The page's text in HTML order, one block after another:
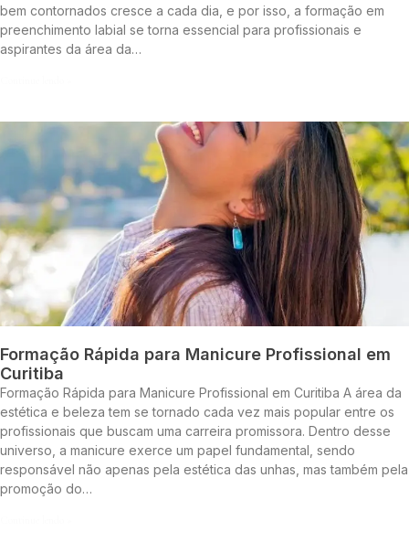
bem contornados cresce a cada dia, e por isso, a formação em
preenchimento labial se torna essencial para profissionais e
aspirantes da área da…
Formação Rápida para Manicure Profissional em
Curitiba
Formação Rápida para Manicure Profissional em Curitiba A área da
estética e beleza tem se tornado cada vez mais popular entre os
profissionais que buscam uma carreira promissora. Dentro desse
universo, a manicure exerce um papel fundamental, sendo
responsável não apenas pela estética das unhas, mas também pela
promoção do…